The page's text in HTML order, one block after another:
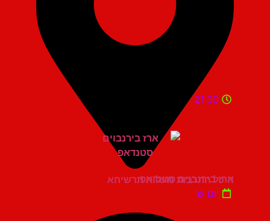
היכל התרבות מעלות תרשיחא
21:30
ארז בירנבוים סטנדאפ
יום ש'